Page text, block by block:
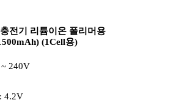
전기 리튬이온 폴리머용
(1Cell용)
240V
4.2V